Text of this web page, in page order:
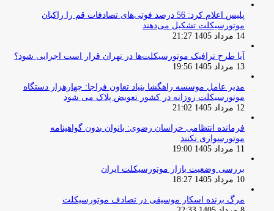
پلیس اعلام کرد: 56 درصد فوتی‌های تصادفات قم را راکبان
موتورسیکلت تشکیل می‌دهند
14 مرداد 1405 21:27
آیا طرح ترافیک موتورسیکلت‌ها در تهران قرار است اجرایی شود؟
13 مرداد 1405 19:56
مدیر عامل موسسه راهگشا بنیاد تعاون فراجا: چهارهزار دستگاه
موتورسیکلت روزانه در کشور تعویض پلاک می شود
12 مرداد 1405 21:02
فرمانده انتظامی خراسان رضوی: بانوان بدون گواهینامه
موتورسواری نکنند
11 مرداد 1405 19:00
بررسی وضعیت بازار موتورسیکلت ایران
10 مرداد 1405 18:27
مرگ برنده اسکار موسیقی در تصادف موتورسیکلت